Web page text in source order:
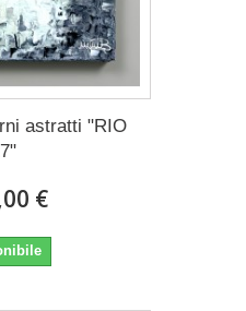
astratti "RIO
€